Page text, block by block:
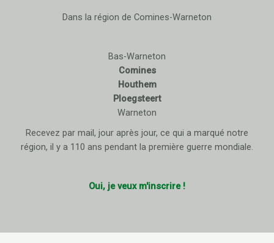
Dans la région de Comines-Warneton
Bas-Warneton
Comines
Houthem
Ploegsteert
Warneton
Recevez par mail, jour après jour, ce qui a marqué notre
région, il y a 110 ans pendant la première guerre mondiale.
Oui, je veux m'inscrire !